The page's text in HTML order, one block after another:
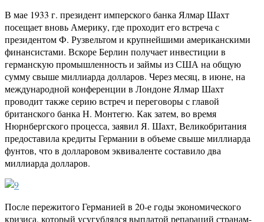
В мае 1933 г. президент имперского банка Ялмар Шахт
посещает вновь Америку, где проходит его встреча с
президентом Ф. Рузвельтом и крупнейшими американскими
финансистами. Вскоре Берлин получает инвестиции в
германскую промышленность и займы из США на общую
сумму свыше миллиарда долларов. Через месяц, в июне, на
международной конференции в Лондоне Ялмар Шахт
проводит также серию встреч и переговоры с главой
британского банка Н. Монтегю. Как затем, во время
Нюрнбергского процесса, заявил Я. Шахт, Великобритания
предоставила кредиты Германии в объеме свыше миллиарда
фунтов, что в долларовом эквиваленте составило два
миллиарда долларов.
После пережитого Германией в 20-е годы экономического
кризиса, который усугублялся выплатой репараций странам-